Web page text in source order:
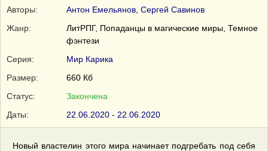
Авторы:
Антон Емельянов Сергей Савинов
Жанр:
ЛитРПГ, Попаданцы в магические миры, Темное
фэнтези
Серия:
Мир Карика
Размер:
660 Кб
Статус:
Закончена
Даты:
22.06.2020 - 22.06.2020
Новый властелин этого мира начинает подгребать под себя